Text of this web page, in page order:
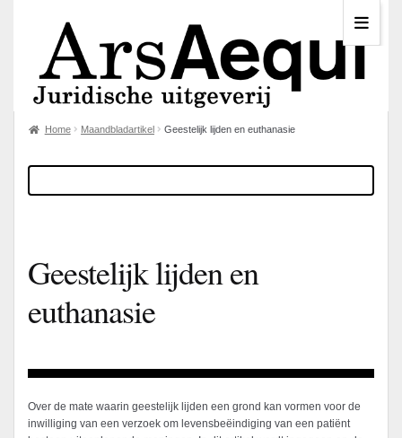
Home Maandbladartikel Geestelijk lijden en euthanasie
Geestelijk lijden en
euthanasie
Over de mate waarin geestelijk lijden een grond kan vormen voor de
inwilliging van een verzoek om levensbeëindiging van een patiënt